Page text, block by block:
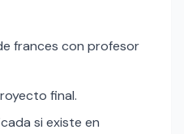
frances con profesor
final.
si existe en